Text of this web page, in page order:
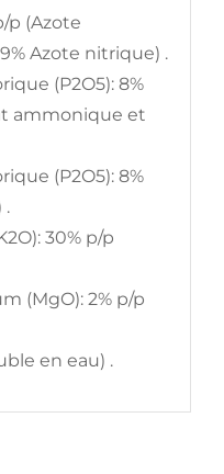
p (Azote
Azote nitrique) .
(P2O5): 8%
ammonique et
(P2O5): 8%
.
30% p/p
(MgO): 2% p/p
en eau) .